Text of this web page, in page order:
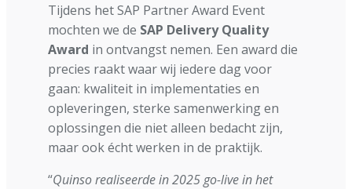
Tijdens het SAP Partner Award Event
mochten we de SAP Delivery Quality
Award in ontvangst nemen. Een award die
precies raakt waar wij iedere dag voor
gaan: kwaliteit in implementaties en
opleveringen, sterke samenwerking en
oplossingen die niet alleen bedacht zijn,
maar ook écht werken in de praktijk.
“Quinso realiseerde in 2025 go-live in het